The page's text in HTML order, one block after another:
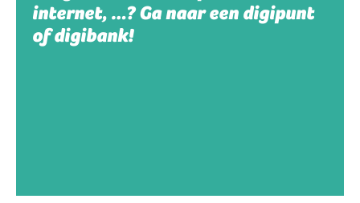
internet, …? Ga naar een digipunt
of digibank!